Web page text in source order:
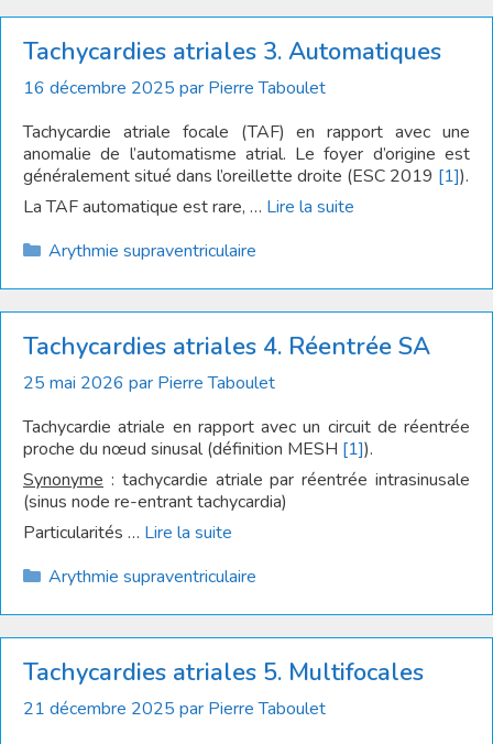
Tachycardies atriales 3. Automatiques
16 décembre 2025 par Pierre Taboulet
Tachycardie atriale focale (TAF) en rapport avec une
anomalie de l’automatisme atrial. Le foyer d’origine est
généralement situé dans l’oreillette droite (ESC 2019 [1]).
La TAF automatique est rare, … Lire la suite
Catégories
Arythmie supraventriculaire
Tachycardies atriales 4. Réentrée SA
25 mai 2026 par Pierre Taboulet
Tachycardie atriale en rapport avec un circuit de réentrée
proche du nœud sinusal (définition MESH [1]).
Synonyme : tachycardie atriale par réentrée intrasinusale
(sinus node re-entrant tachycardia)
Particularités … Lire la suite
Catégories
Arythmie supraventriculaire
Tachycardies atriales 5. Multifocales
21 décembre 2025 par Pierre Taboulet